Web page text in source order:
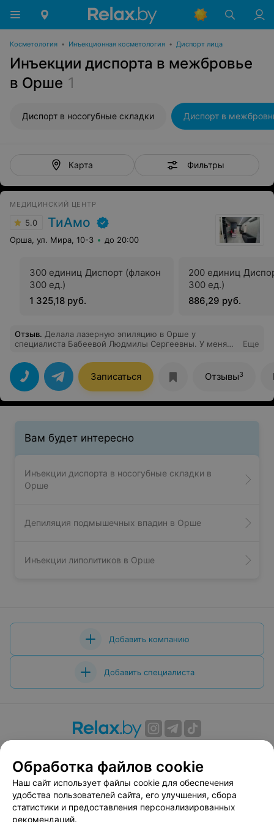
Косметология • Инъекционная косметология • Диспорт лица
Инъекции диспорта в межбровье
в Орше 1
Диспорт в носогубные складки
Карта Фильтры
МЕДИЦИНСКИЙ ЦЕНТР
5.0 ТиАмо
Орша, ул. Мира, 10-3 до 20:00
300 единиц Диспорт (флакон
300 ед.)
1 325,18 руб.
200 единиц
300 ед.)
886,29 руб.
Отзыв. Делала лазерную эпиляцию в Орше у
специалиста Бабеевой Людмилы Сергеевны. У меня
избавиться, так как до Тиамо ходила в другой салон и
результата не было. Здесь уже после первой
процедуры я была в приятном шоке, что
действительно волос стало меньше и расти стали
медленней. Результатом очень довольна. И безумно
вопросы. Однозначно рекомендую!
Еще
Записаться Отзывы3
Вам будет интересно
Инъекции диспорта в носогубные складки в
Орше
Депиляция подмышечных впадин в Орше
Инъекции липолитиков в Орше
Добавить компанию
Добавить специалиста
Вакансии
Публичный договор
Способы оплаты
Публичный договор по использованию сервиса
«Афиша»
Пользовательское соглашение
Обработка файлов cookie
Наш сайт использует файлы cookie для обеспечения
удобства пользователей сайта, его улучшения, сбора
статистики и предоставления персонализированных
рекомендаций.